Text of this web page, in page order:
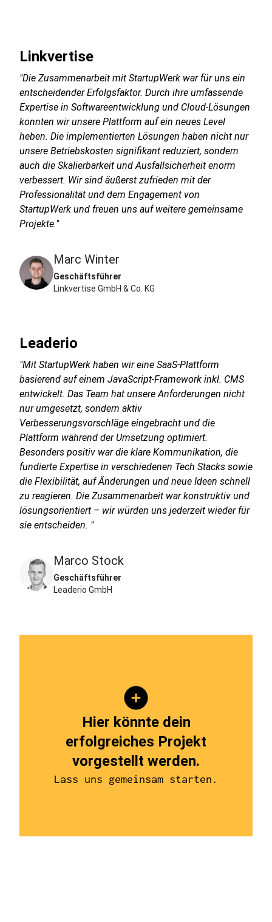
Linkvertise
"Die Zusammenarbeit mit StartupWerk war für uns ein
entscheidender Erfolgsfaktor. Durch ihre umfassende
Expertise in Softwareentwicklung und Cloud-Lösungen
konnten wir unsere Plattform auf ein neues Level
heben. Die implementierten Lösungen haben nicht nur
unsere Betriebskosten signifikant reduziert, sondern
auch die Skalierbarkeit und Ausfallsicherheit enorm
verbessert. Wir sind äußerst zufrieden mit der
Professionalität und dem Engagement von
StartupWerk und freuen uns auf weitere gemeinsame
Projekte."
Marc Winter
Geschäftsführer
Linkvertise GmbH & Co. KG
Leaderio
"Mit StartupWerk haben wir eine SaaS-Plattform
basierend auf einem JavaScript-Framework inkl. CMS
entwickelt. Das Team hat unsere Anforderungen nicht
nur umgesetzt, sondern aktiv
Verbesserungsvorschläge eingebracht und die
Plattform während der Umsetzung optimiert.
Besonders positiv war die klare Kommunikation, die
fundierte Expertise in verschiedenen Tech Stacks sowie
die Flexibilität, auf Änderungen und neue Ideen schnell
zu reagieren. Die Zusammenarbeit war konstruktiv und
lösungsorientiert – wir würden uns jederzeit wieder für
sie entscheiden. "
Marco Stock
Geschäftsführer
Leaderio GmbH
Hier könnte dein
erfolgreiches Projekt
vorgestellt werden.
Lass uns gemeinsam starten.